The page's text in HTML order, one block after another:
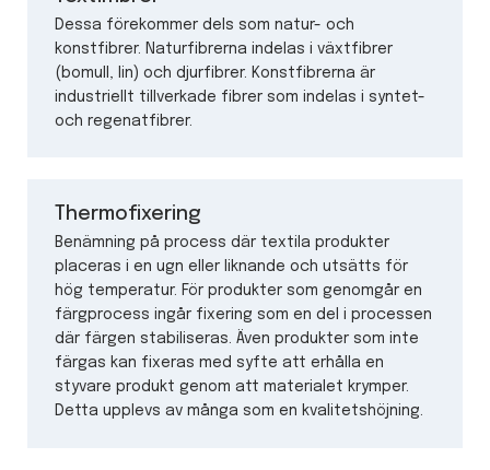
Dessa förekommer dels som natur- och
konstfibrer. Naturfibrerna indelas i växtfibrer
(bomull, lin) och djurfibrer. Konstfibrerna är
industriellt tillverkade fibrer som indelas i syntet-
och regenatfibrer.
Thermofixering
Benämning på process där textila produkter
placeras i en ugn eller liknande och utsätts för
hög temperatur. För produkter som genomgår en
färgprocess ingår fixering som en del i processen
där färgen stabiliseras. Även produkter som inte
färgas kan fixeras med syfte att erhålla en
styvare produkt genom att materialet krymper.
Detta upplevs av många som en kvalitetshöjning.